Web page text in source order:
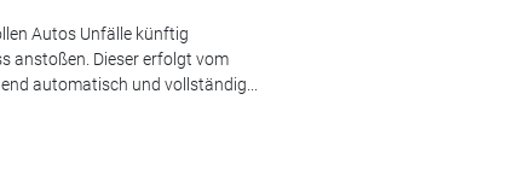
Autos Unfälle künftig
anstoßen. Dieser erfolgt vom
automatisch und vollständig...